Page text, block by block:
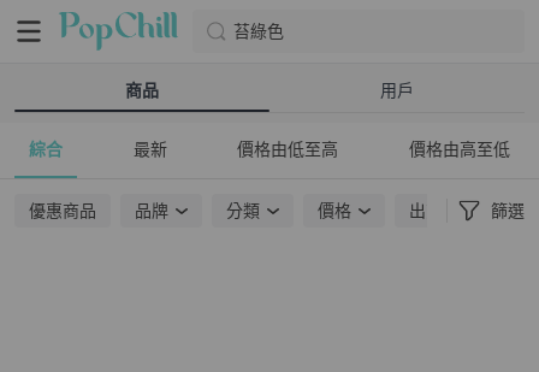
苔綠色
商品 用戶
綜合 最新 價格由低至高 價格由高至低
優惠商品 品牌 分類 價格 出貨地點 篩選